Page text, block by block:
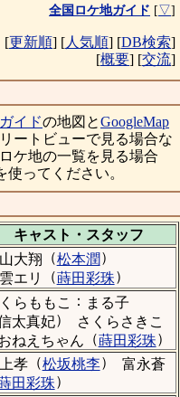
全国ロケ地ガイド [▽]
[更新順] [人気順] [DB検索]
[概要] [交流]
イドの地図とGoogleMap
ートビューで見る場合な
ケ地の一覧を見る場合
ってください。
キャスト・ スタッフ
大翔 （松本潤）
エリ
（蒔田彩珠）
らももこ ： まる子
太真妃）
さくらさきこ
ねえちゃん （蒔田彩珠）
孝（松坂桃李）
富永蒼
田彩珠）